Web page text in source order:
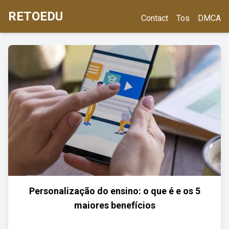
RETOEDU Contact Tos DMCA
Personalização do ensino: o que é e os 5
maiores benefícios